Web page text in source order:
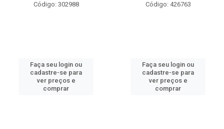
Código: 302988
Faça seu login ou
cadastre-se para
ver preços e
comprar
Código: 426763
Faça seu login ou
cadastre-se para
ver preços e
comprar